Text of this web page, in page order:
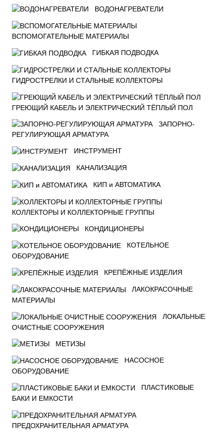
ВОДОНАГРЕВАТЕЛИ
ВСПОМОГАТЕЛЬНЫЕ МАТЕРИАЛЫ
ГИБКАЯ ПОДВОДКА
ГИДРОСТРЕЛКИ И СТАЛЬНЫЕ КОЛЛЕКТОРЫ
ГРЕЮЩИЙ КАБЕЛЬ И ЭЛЕКТРИЧЕСКИЙ ТЁПЛЫЙ ПОЛ
ЗАПОРНО-
РЕГУЛИРУЮЩАЯ АРМАТУРА
ИНСТРУМЕНТ
КАНАЛИЗАЦИЯ
КИП и АВТОМАТИКА
КОЛЛЕКТОРЫ И КОЛЛЕКТОРНЫЕ ГРУППЫ
КОНДИЦИОНЕРЫ
КОТЕЛЬНОЕ
ОБОРУДОВАНИЕ
КРЕПЁЖНЫЕ ИЗДЕЛИЯ
ЛАКОКРАСОЧНЫЕ
МАТЕРИАЛЫ
ЛОКАЛЬНЫЕ
ОЧИСТНЫЕ СООРУЖЕНИЯ
МЕТИЗЫ
НАСОСНОЕ
ОБОРУДОВАНИЕ
ПЛАСТИКОВЫЕ
БАКИ И ЕМКОСТИ
ПРЕДОХРАНИТЕЛЬНАЯ АРМАТУРА